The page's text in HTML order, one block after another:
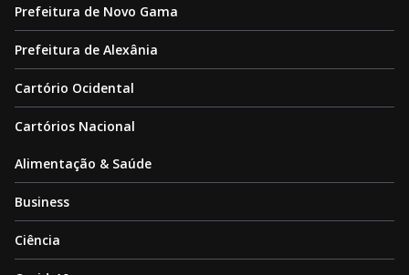
Prefeitura de Novo Gama
Prefeitura de Alexânia
Cartório Ocidental
Cartórios Nacional
Alimentação & Saúde
Business
Ciência